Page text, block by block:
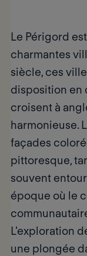
Le Périgord
charmantes
siècle, ces
disposition en
croisent à
harmonieuse.
façades
pittoresque,
souvent
époque où le
L'exploration
une plongée